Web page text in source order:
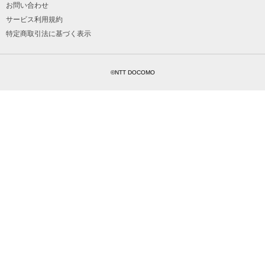
お問い合わせ
サービス利用規約
特定商取引法に基づく表示
©NTT DOCOMO